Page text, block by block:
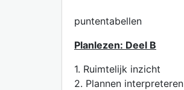
puntentabellen
Planlezen: Deel B
1. Ruimtelijk inzicht
2. Plannen interpreteren